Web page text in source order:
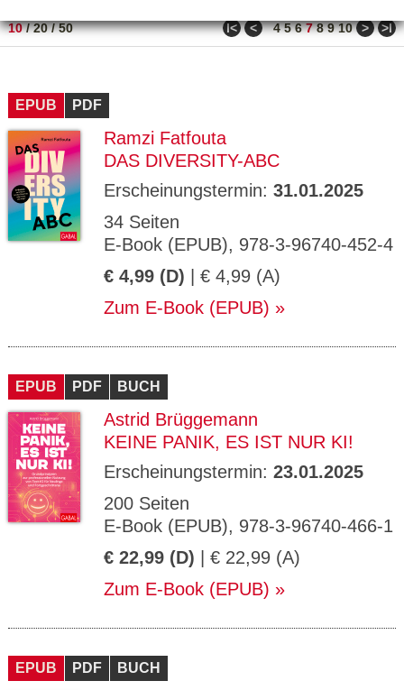
10/20/50 ǀ< < 4 5 6 7 8 9 10 > >ǀ
EPUB PDF
Ramzi Fatfouta
DAS DIVERSITY-ABC
Erscheinungstermin: 31.01.2025
34 Seiten
E-Book (EPUB), 978-3-96740-452-4
€ 4,99 (D) | € 4,99 (A)
Zum E-Book (EPUB)
EPUB PDF BUCH
Astrid Brüggemann
KEINE PANIK, ES IST NUR KI!
Erscheinungstermin: 23.01.2025
200 Seiten
E-Book (EPUB), 978-3-96740-466-1
€ 22,99 (D) | € 22,99 (A)
Zum E-Book (EPUB)
EPUB PDF BUCH
Name Zweck
Ty
ESSION
_ID
verlag.
de
GV_CO
OKIES
gabal-
verlag.
de
Speichert den Zustimmungsstatus des
Domäne.